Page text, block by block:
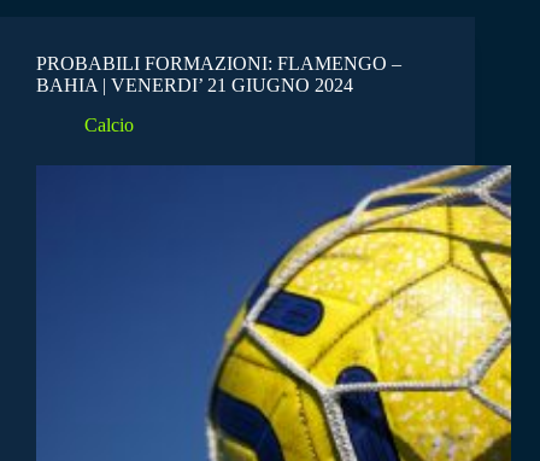
PROBABILI FORMAZIONI: FLAMENGO –
BAHIA | VENERDI’ 21 GIUGNO 2024
Calcio